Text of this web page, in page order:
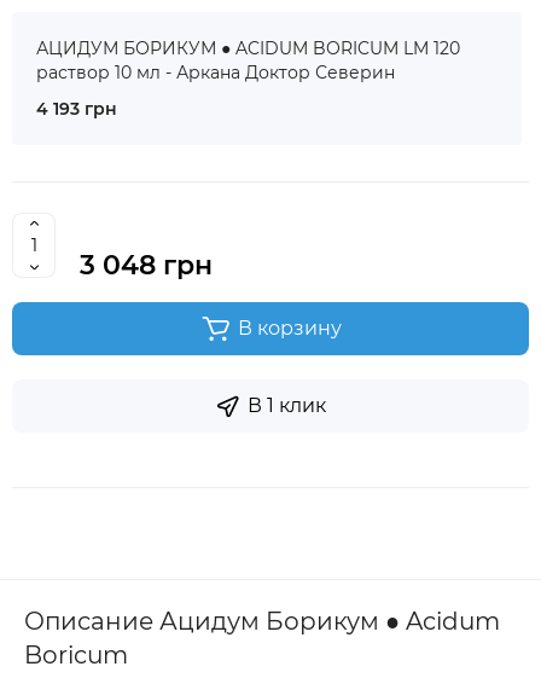
АЦИДУМ БОРИКУМ ● ACIDUM BORICUM LM 120
раствор 10 мл - Аркана Доктор Северин
4 193 грн
3 048 грн
В корзину
В 1 клик
Описание Ацидум Борикум ● Acidum
Boricum